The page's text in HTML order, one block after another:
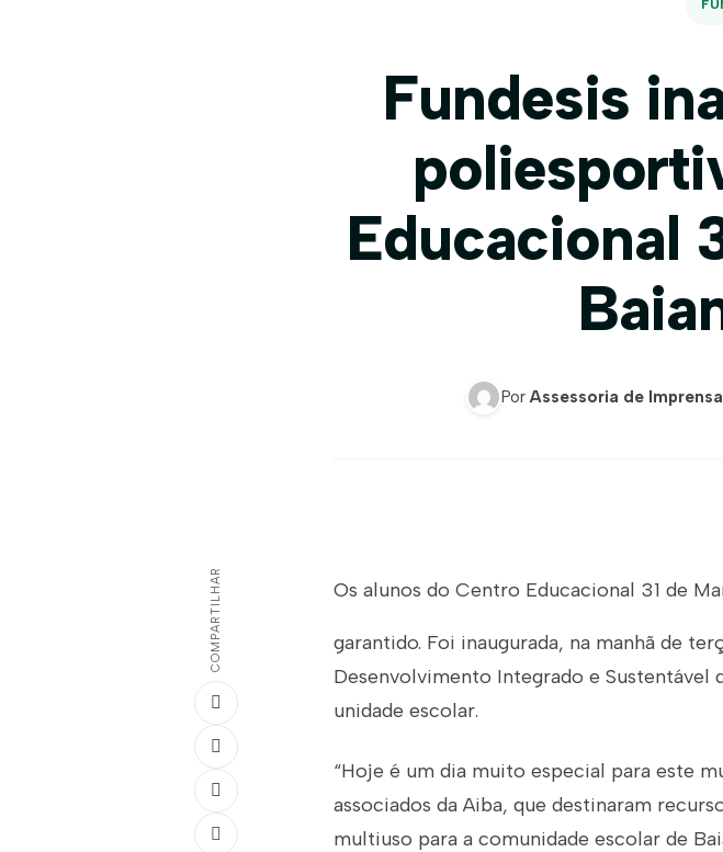
Fundesis
Educacional
Por Assessoria de Imprensa
COMPARTILHAR Os alunos do Centro Educacional 31 de
garantido. Foi inaugurada, na manhã de
Desenvolvimento Integrado e Sustentável
unidade escolar.
“Hoje é um dia muito especial para este
associados da Aiba, que destinaram
multiuso para a comunidade escolar de